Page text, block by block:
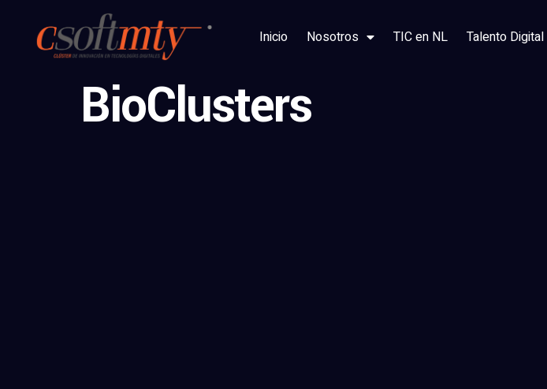
Inicio Nosotros TIC en NL Talento Digital
BioClusters